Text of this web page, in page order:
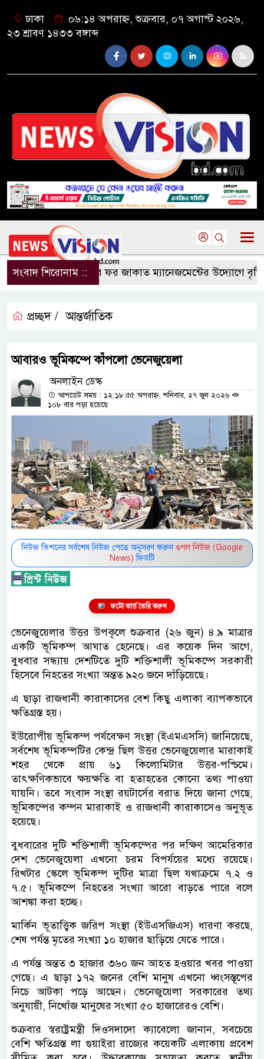
ঢাকা
০৬:১৪ অপরাহ্ন, শুক্রবার, ০৭ অগাস্ট ২০২৬,
২৩ শ্রাবণ ১৪৩৩ বঙ্গাব্দ
সংবাদ শিরোনাম ::
কুবিতে সেন্টার ফর জাকাত ম্যানেজমেন্টের উদ্যোগে বৃত্তি
প্রচ্ছদ / আন্তর্জাতিক
আবারও ভূমিকম্পে কাঁপলো ভেনেজুয়েলা
অনলাইন ডেস্ক
আপডেট সময় : ১২:১৮:৫৫ অপরাহ্ন, শনিবার, ২৭ জুন ২০২৬
১০৮ বার পড়া হয়েছে
নিউজ ভিশনের সর্বশেষ নিউজ পেতে অনুসরণ করুন গুগল নিউজ (Google
News) ফিডটি
ফটো কার্ড তৈরি করুন
ভেনেজুয়েলার উত্তর উপকূলে শুক্রবার (২৬ জুন) ৪.৯ মাত্রার
একটি ভূমিকম্প আঘাত হেনেছে। এর কয়েক দিন আগে,
বুধবার সন্ধ্যায় দেশটিতে দুটি শক্তিশালী ভূমিকম্পে সরকারী
হিসেবে নিহতের সংখ্যা অন্তত ৯২০ জনে দাঁড়িয়েছে।
এ ছাড়া রাজধানী কারাকাসের বেশ কিছু এলাকা ব্যাপকভাবে
ক্ষতিগ্রস্ত হয়।
ইউরোপীয় ভূমিকম্প পর্যবেক্ষণ সংস্থা (ইএমএসসি) জানিয়েছে,
সর্বশেষ ভূমিকম্পটির কেন্দ্র ছিল উত্তর ভেনেজুয়েলার মারাকাই
শহর থেকে প্রায় ৬১ কিলোমিটার উত্তর-পশ্চিমে।
তাৎক্ষণিকভাবে ক্ষয়ক্ষতি বা হতাহতের কোনো তথ্য পাওয়া
যায়নি। তবে সংবাদ সংস্থা রয়টার্সের বরাত দিয়ে জানা গেছে,
ভূমিকম্পের কম্পন মারাকাই ও রাজধানী কারাকাসেও অনুভূত
হয়েছে।
বুধবারের দুটি শক্তিশালী ভূমিকম্পের পর দক্ষিণ আমেরিকার
দেশ ভেনেজুয়েলা এখনো চরম বিপর্যয়ের মধ্যে রয়েছে।
রিখটার স্কেলে ভূমিকম্প দুটির মাত্রা ছিল যথাক্রমে ৭.২ ও
৭.৫। ভূমিকম্পে নিহতের সংখ্যা আরো বাড়তে পারে বলে
আশঙ্কা করা হচ্ছে।
মার্কিন ভূতাত্ত্বিক জরিপ সংস্থা (ইউএসজিএস) ধারণা করছে,
শেষ পর্যন্ত মৃতের সংখ্যা ১০ হাজার ছাড়িয়ে যেতে পারে।
এ পর্যন্ত অন্তত ৩ হাজার ৩৬০ জন আহত হওয়ার খবর পাওয়া
গেছে। এ ছাড়া ১৭২ জনের বেশি মানুষ এখনো ধ্বংসস্তূপের
নিচে আটকা পড়ে আছেন। ভেনেজুয়েলা সরকারের তথ্য
অনুযায়ী, নিখোঁজ মানুষের সংখ্যা ৫০ হাজারেরও বেশি।
শুক্রবার স্বরাষ্ট্রমন্ত্রী দিওসদাদো ক্যাবেলো জানান, সবচেয়ে
বেশি ক্ষতিগ্রস্ত লা গুয়াইরা রাজ্যের কয়েকটি এলাকায় প্রবেশ